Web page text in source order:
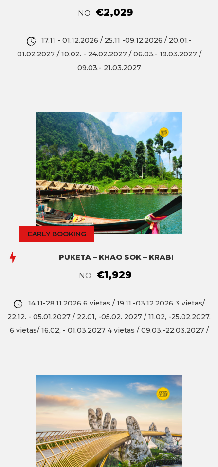
NO
€2,029
17.11 - 01.12.2026 / 25.11 -09.12.2026 / 20.01.-
01.02.2027 / 10.02. - 24.02.2027 / 06.03.- 19.03.2027 /
09.03.- 21.03.2027
EARLY BOOKING
PUKETA – KHAO SOK – KRABI
NO
€1,929
14.11-28.11.2026 6 vietas / 19.11.-03.12.2026 3 vietas/
22.12. - 05.01.2027 / 22.01, -05.02. 2027 / 11.02, -25.02.2027.
6 vietas/ 16.02, - 01.03.2027 4 vietas / 09.03.-22.03.2027 /